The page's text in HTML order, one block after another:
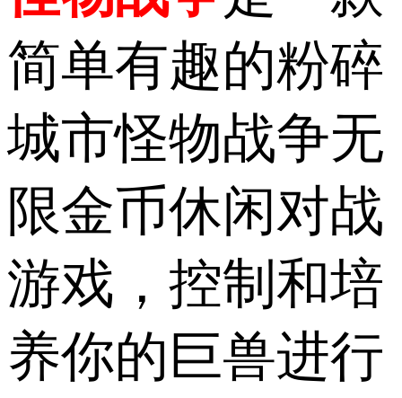
简单有趣的粉碎
城市怪物战争无
限金币休闲对战
游戏，控制和培
养你的巨兽进行